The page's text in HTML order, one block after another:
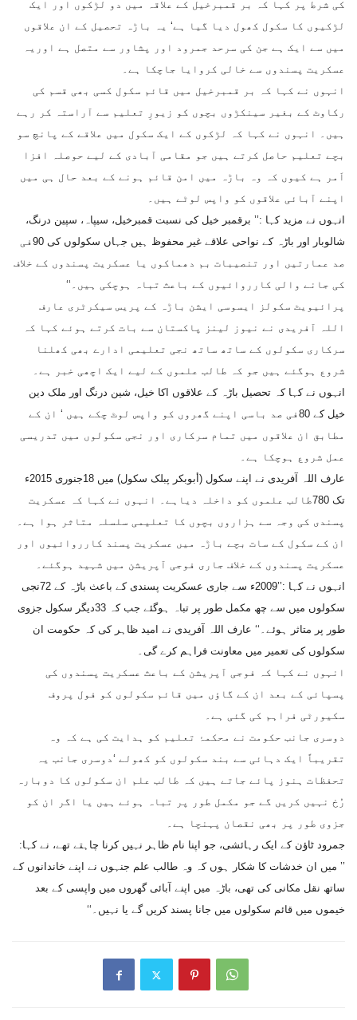
کی شرط پر کہا کہ بر قمبرخیل کے علاقہ میں دو لڑکوں اور ایک
لڑکیوں کا سکول کھول دیا گیا ہے‘ یہ باڑہ تحصیل کے ان علاقوں
میں سے ایک ہے جن کی سرحد جمرود اور پشاور سے متصل ہے اوریہ
عسکریت پسندوں سے خالی کروایا جاچکا ہے۔
انہوں نے کہا کہ بر قمبرخیل میں قائم سکول کسی بھی قسم کی
رکاوٹ کے بغیر سینکڑوں بچوں کو زیورِ تعلیم سے آراستہ کر رہے
ہیں۔ انہوں نے کہا کہ لڑکوں کے ایک سکول میں علاقے کے پانچ سو
بچے تعلیم حاصل کرتے ہیں جو مقامی آبادی کے لیے حوصلہ افزا
اَمر ہے کیوں کہ وہ باڑہ میں امن قائم ہونے کے بعد حال ہی میں
اپنے آبائی علاقوں کو واپس لوٹے ہیں۔
انہوں نے مزید کہا :’’ برقمبر خیل کی نسبت قمبرخیل، سیپاہ، سپین درنگ،
شالوبار اور باڑہ کے نواحی علاقے غیر محفوظ ہیں جہاں سکولوں کی 90فی
صد عمارتیں اور تنصیبات بم دھماکوں یا عسکریت پسندوں کے خلاف
کی جانے والی کارروائیوں کے باعث تباہ ہوچکی ہیں۔‘‘
پرائیویٹ سکولز ایسوسی ایشن باڑہ کے پریس سیکرٹری عارف
اللہ آفریدی نے نیوز لینز پاکستان سے بات کرتے ہوئے کہا کہ
سرکاری سکولوں کے ساتھ ساتھ نجی تعلیمی ادارے بھی کھلنا
شروع ہوگئے ہیں جو کہ طالب علموں کے لیے ایک اچھی خبر ہے۔
انہوں نے کہا کہ تحصیل باڑہ کے علاقوں اکا خیل، شین درنگ اور ملک دین
خیل کے 80فی صد باسی اپنے گھروں کو واپس لوٹ چکے ہیں ‘ ان کے
مطابق ان علاقوں میں تمام سرکاری اور نجی سکولوں میں تدریسی
عمل شروع ہوچکا ہے۔
عارف اللہ آفریدی نے اپنے سکول (أبوبکر پبلک سکول) میں 18جنوری 2015ء
تک 780طالب علموں کو داخلہ دیاہے۔ انہوں نے کہا کہ عسکریت
پسندی کی وجہ سے ہزاروں بچوں کا تعلیمی سلسلہ متاثر ہوا ہے۔
ان کے سکول کے سات بچے باڑہ میں عسکریت پسند کارروائیوں اور
عسکریت پسندوں کے خلاف جاری فوجی آپریشن میں شہید ہوگئے۔
انہوں نے کہا :’’2009ء سے جاری عسکریت پسندی کے باعث باڑہ کے 72نجی
سکولوں میں سے چھ مکمل طور پر تباہ ہوگئے جب کہ 33دیگر سکول جزوی
طور پر متاثر ہوئے۔‘‘ عارف اللہ آفریدی نے امید ظاہر کی کہ حکومت ان
سکولوں کی تعمیر میں معاونت فراہم کرے گی۔
انہوں نے کہا کہ فوجی آپریشن کے باعث عسکریت پسندوں کی
پسپائی کے بعد ان کے گاؤں میں قائم سکولوں کو فول پروف
سکیورٹی فراہم کی گئی ہے۔
دوسری جانب حکومت نے محکمۂ تعلیم کو ہدایت کی ہے کہ وہ
تقریباً ایک دہائی سے بند سکولوں کو کھولے ‘دوسری جانب یہ
تحفظات ہنوز پائے جاتے ہیں کہ طالب علم ان سکولوں کا دوبارہ
رُخ نہیں کریں گے جو مکمل طور پر تباہ ہوئے ہیں یا اگر ان کو
جزوی طور پر بھی نقصان پہنچا ہے۔
جمرود ٹاؤن کے ایک رہائشی، جو اپنا نام ظاہر نہیں کرنا چاہتے تھے، نے کہا:
’’ میں ان خدشات کا شکار ہوں کہ وہ طالب علم جنہوں نے اپنے خاندانوں کے
ساتھ نقل مکانی کی تھی، باڑہ میں اپنے آبائی گھروں میں واپسی کے بعد
خیموں میں قائم سکولوں میں جانا پسند کریں گے یا نہیں۔‘‘